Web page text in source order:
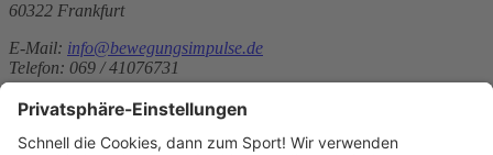
60322 Frankfurt
E-Mail: info@bewegungsimpulse.de
Telefon: 069 / 41076731
bewegungsimpulse e.V.
Eschersheimer Landstr. 134
60322 Frankfurt